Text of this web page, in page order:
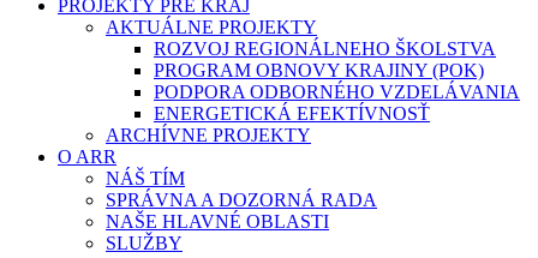
PROJEKTY PRE KRAJ
AKTUÁLNE PROJEKTY
ROZVOJ REGIONÁLNEHO ŠKOLSTVA
PROGRAM OBNOVY KRAJINY (POK)
PODPORA ODBORNÉHO VZDELÁVANIA
ENERGETICKÁ EFEKTÍVNOSŤ
ARCHÍVNE PROJEKTY
O ARR
NÁŠ TÍM
SPRÁVNA A DOZORNÁ RADA
NAŠE HLAVNÉ OBLASTI
SLUŽBY